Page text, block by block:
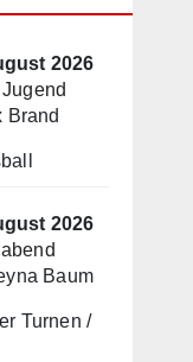
2026
Brand
2026
Baum
Turnen /